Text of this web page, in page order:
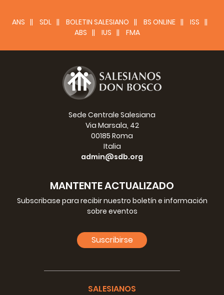
tuyo en Don Bosco
Václav Klement,
consejero regional de SDBEAO
ANS SDL BOLETIN SALESIANO BS ONLINE
ISS
ABS
IUS FMA
Sede Centrale Salesiana
Via Marsala, 42
00185 Roma
Italia
admin@sdb.org
MANTENTE ACTUALIZADO
Subscribase para recibir nuestro boletín e información
sobre eventos
Suscribirse
SALESIANOS